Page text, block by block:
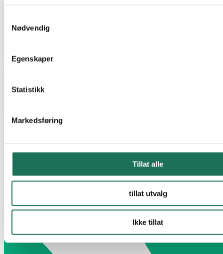
Nødvendig
Egenskaper
Statistikk
Markedsføring
Tillat alle
tillat utvalg
Ikke tillat
Jag godkänner lagring av mina personuppgifter.